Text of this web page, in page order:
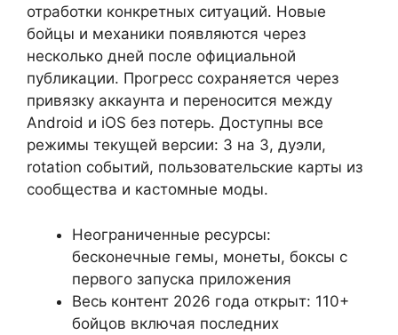
отработки конкретных ситуаций. Новые
бойцы и механики появляются через
несколько дней после официальной
публикации. Прогресс сохраняется через
привязку аккаунта и переносится между
Android и iOS без потерь. Доступны все
режимы текущей версии: 3 на 3, дуэли,
rotation событий, пользовательские карты из
сообщества и кастомные моды.
Неограниченные ресурсы:
бесконечные гемы, монеты, боксы с
первого запуска приложения
Весь контент 2026 года открыт: 110+
бойцов включая последних